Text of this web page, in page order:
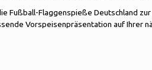
Fußball-Flaggenspieße Deutschland
Vorspeisenpräsentation auf Ihrer